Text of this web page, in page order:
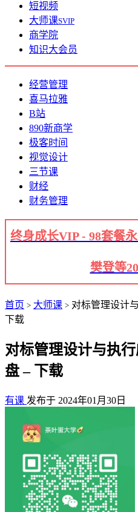
短视频
大师课SVIP
商学院
知识大会员
经营管理
喜马拉雅
B站
890新商学
极客时间
视觉设计
三节课
财经
财务管理
终身成长VIP - 98套餐
樊登等
首页 > 大师课 > 对标管理设计
下载
对标管理设计与执
盘 – 下载
有课 发布于 2024年01月30日